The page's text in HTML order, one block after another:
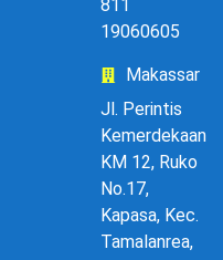
811
19060605
Makassar
Jl. Perintis
Kemerdekaan
KM 12, Ruko
No.17,
Kapasa, Kec.
Tamalanrea,